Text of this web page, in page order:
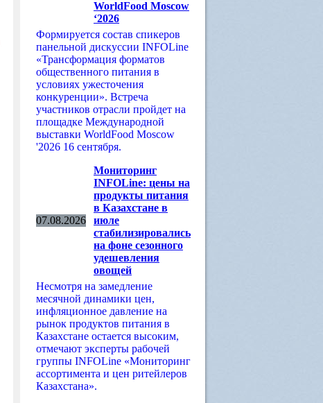
WorldFood Moscow
‘2026
Формируется состав спикеров
панельной дискуссии INFOLine
«Трансформация форматов
общественного питания в
условиях ужесточения
конкуренции». Встреча
участников отрасли пройдет на
площадке Международной
выставки WorldFood Moscow
'2026 16 сентября.
07.08.2026
Мониторинг
INFOLine: цены на
продукты питания
в Казахстане в
июле
стабилизировались
на фоне сезонного
удешевления
овощей
Несмотря на замедление
месячной динамики цен,
инфляционное давление на
рынок продуктов питания в
Казахстане остается высоким,
отмечают эксперты рабочей
группы INFOLine «Мониторинг
ассортимента и цен ритейлеров
Казахстана».